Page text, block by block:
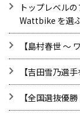
トップレベル
Wattbike を選
【島村春世 ～
【吉田雪乃選
【全国選抜優